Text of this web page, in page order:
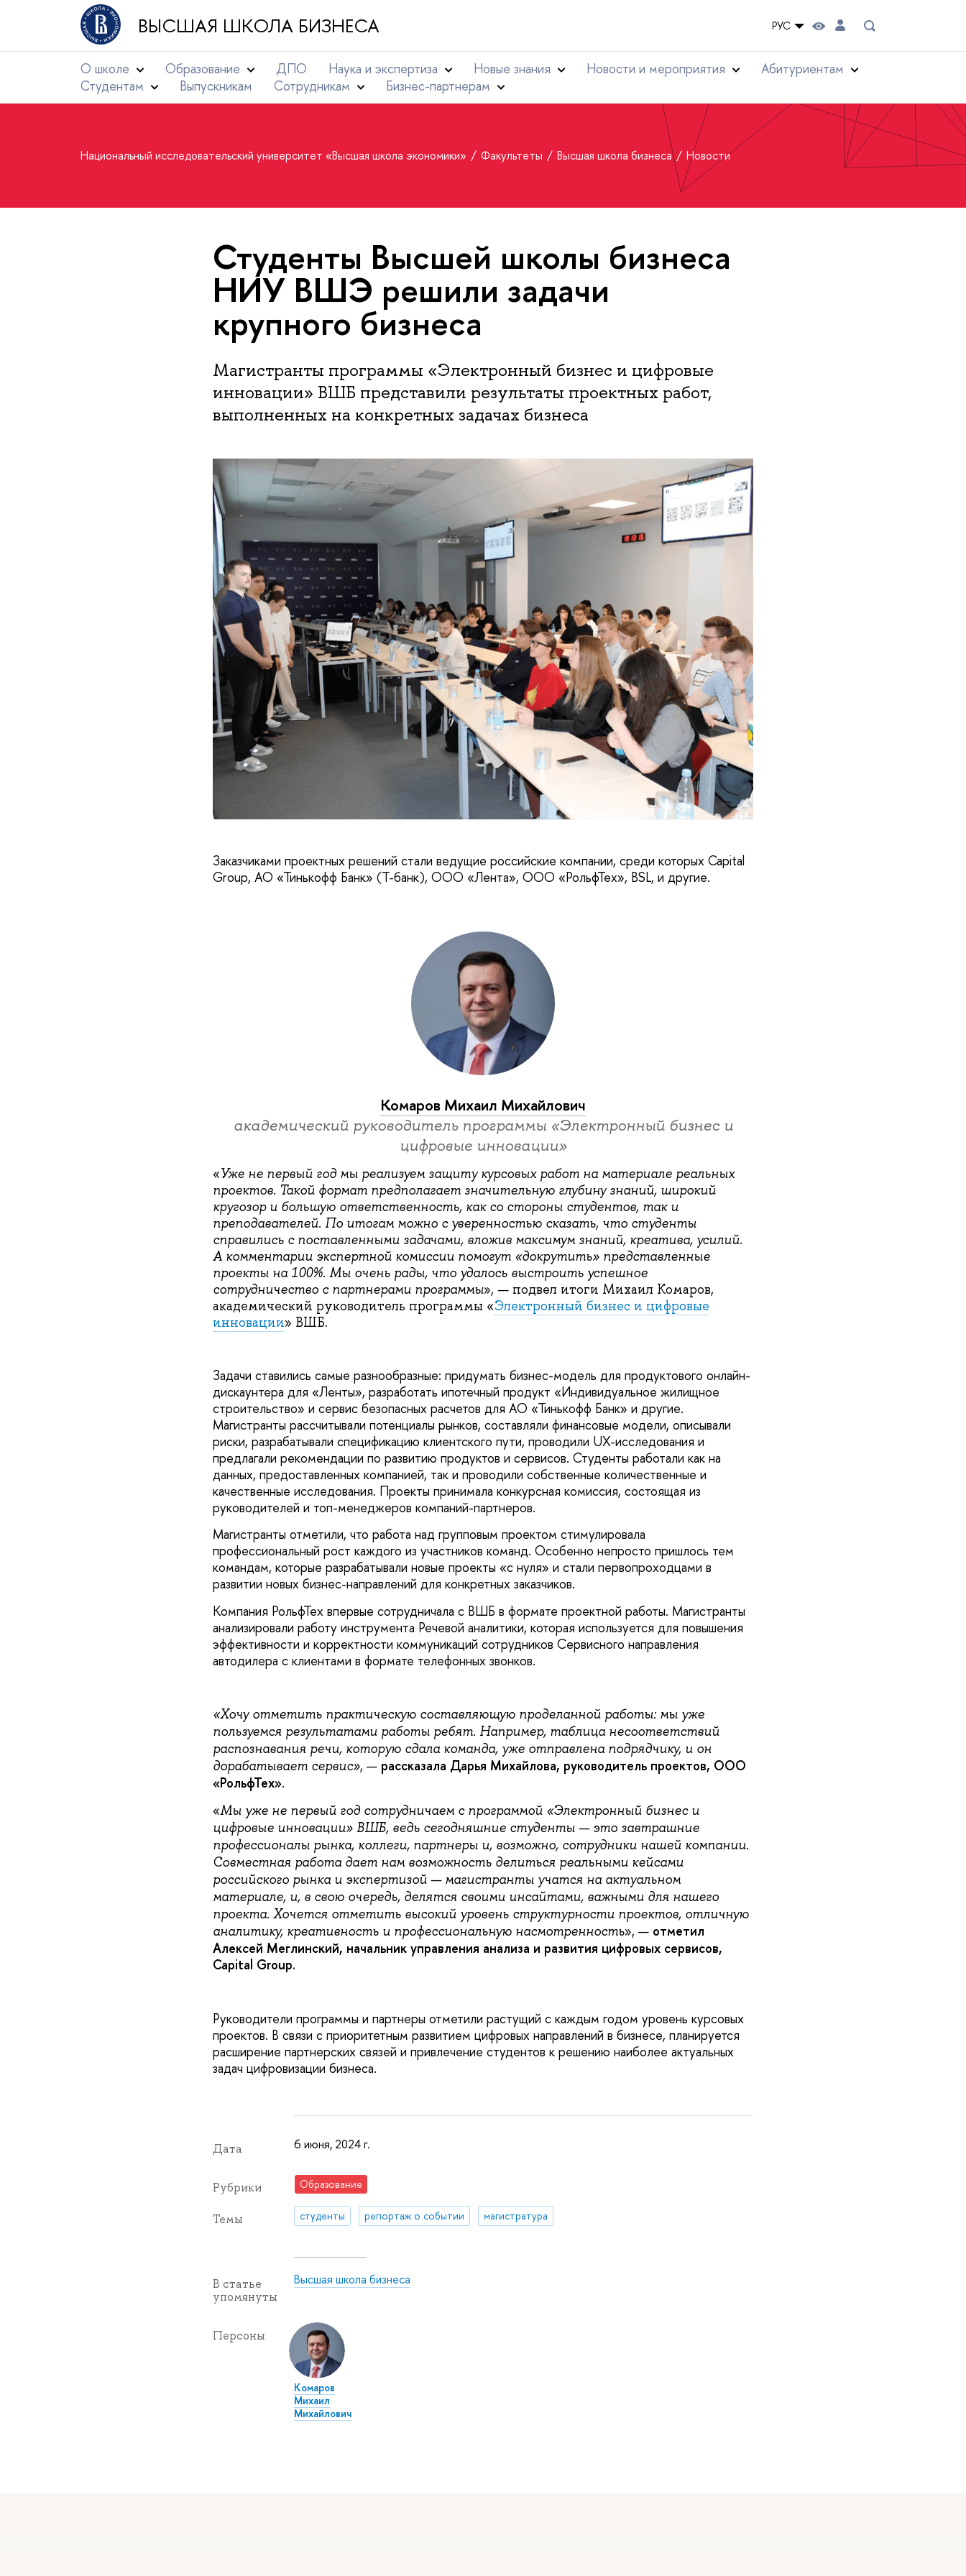
ВЫСШАЯ ШКОЛА БИЗНЕСА РУС
О школе Образование ДПО Наука и экспертиза Новые знания Новости и мероприятия
Абитуриентам
Студентам
Выпускникам Сотрудникам Бизнес-партнерам
Национальный исследовательский университет «Высшая школа экономики» Факультеты Высшая школа бизнеса Новости
Студенты Высшей школы бизнеса
НИУ ВШЭ решили задачи
крупного бизнеса
Магистранты программы «Электронный бизнес и цифровые
инновации» ВШБ представили результаты проектных работ,
выполненных на конкретных задачах бизнеса
Заказчиками проектных решений стали ведущие российские компании, среди которых Capital
Group, АО «Тинькофф Банк» (Т-банк), ООО «Лента», ООО «РольфТех», BSL, и другие.
Комаров Михаил Михайлович
академический руководитель программы «Электронный бизнес и
цифровые инновации»
«Уже не первый год мы реализуем защиту курсовых работ на материале реальных
проектов. Такой формат предполагает значительную глубину знаний, широкий
кругозор и большую ответственность, как со стороны студентов, так и
преподавателей. По итогам можно с уверенностью сказать, что студенты
справились с поставленными задачами, вложив максимум знаний, креатива, усилий.
А комментарии экспертной комиссии помогут «докрутить» представленные
проекты на 100%. Мы очень рады, что удалось выстроить успешное
сотрудничество с партнерами программы», — подвел итоги Михаил Комаров,
академический руководитель программы «Электронный бизнес и цифровые
инновации» ВШБ.
Задачи ставились самые разнообразные: придумать бизнес-модель для продуктового онлайн-
дискаунтера для «Ленты», разработать ипотечный продукт «Индивидуальное жилищное
строительство» и сервис безопасных расчетов для АО «Тинькофф Банк» и другие.
Магистранты рассчитывали потенциалы рынков, составляли финансовые модели, описывали
риски, разрабатывали спецификацию клиентского пути, проводили UX-исследования и
предлагали рекомендации по развитию продуктов и сервисов. Студенты работали как на
данных, предоставленных компанией, так и проводили собственные количественные и
качественные исследования. Проекты принимала конкурсная комиссия, состоящая из
руководителей и топ-менеджеров компаний-партнеров.
Магистранты отметили, что работа над групповым проектом стимулировала
профессиональный рост каждого из участников команд. Особенно непросто пришлось тем
командам, которые разрабатывали новые проекты «с нуля» и стали первопроходцами в
развитии новых бизнес-направлений для конкретных заказчиков.
Компания РольфТех впервые сотрудничала с ВШБ в формате проектной работы. Магистранты
анализировали работу инструмента Речевой аналитики, которая используется для повышения
эффективности и корректности коммуникаций сотрудников Сервисного направления
автодилера с клиентами в формате телефонных звонков.
«Хочу отметить практическую составляющую проделанной работы: мы уже
пользуемся результатами работы ребят. Например, таблица несоответствий
распознавания речи, которую сдала команда, уже отправлена подрядчику, и он
дорабатывает сервис», — рассказала Дарья Михайлова, руководитель проектов, ООО
«РольфТех».
«Мы уже не первый год сотрудничаем с программой «Электронный бизнес и
цифровые инновации» ВШБ, ведь сегодняшние студенты — это завтрашние
профессионалы рынка, коллеги, партнеры и, возможно, сотрудники нашей компании.
Совместная работа дает нам возможность делиться реальными кейсами
российского рынка и экспертизой — магистранты учатся на актуальном
материале, и, в свою очередь, делятся своими инсайтами, важными для нашего
проекта. Хочется отметить высокий уровень структурности проектов, отличную
аналитику, креативность и профессиональную насмотренность», — отметил
Алексей Меглинский, начальник управления анализа и развития цифровых сервисов,
Capital Group.
Руководители программы и партнеры отметили растущий с каждым годом уровень курсовых
проектов. В связи с приоритетным развитием цифровых направлений в бизнесе, планируется
расширение партнерских связей и привлечение студентов к решению наиболее актуальных
задач цифровизации бизнеса.
Дата 6 июня, 2024 г.
Рубрики Образование
Темы студенты репортаж о событии магистратура
В статье
упомянуты
Высшая школа бизнеса
Персоны
Комаров
Михаил
Михайлович